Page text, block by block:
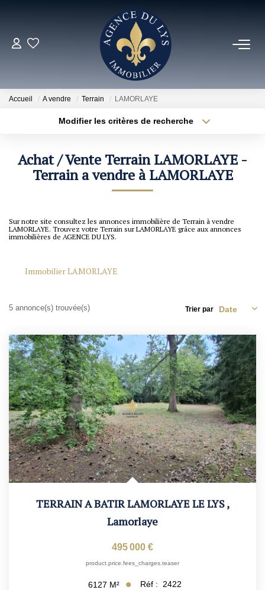
ACHETER
Louer
NOS VENDUS
NOS AGENCES
ALERTE IMMO
Accueil A vendre Terrain LAMORLAYE
Modifier les critères de recherche
Surface min Budget max
Créer une alerte
Achat / Vente Terrain LAMORLAYE -
Terrain a vendre à LAMORLAYE
Sur notre site consultez les annonces immobilière de Terrain à vendre
LAMORLAYE. Trouvez votre Terrain sur LAMORLAYE grâce aux annonces
immobilières de AGENCE DU LYS.
Immobilier LAMORLAYE
5 annonce(s) trouvée(s) Trier par
TERRAIN A BATIR LAMORLAYE LE LYS,
Lamorlaye
495 000 €
product.price.fees_charges.teaser
6127 M² Réf : 2422